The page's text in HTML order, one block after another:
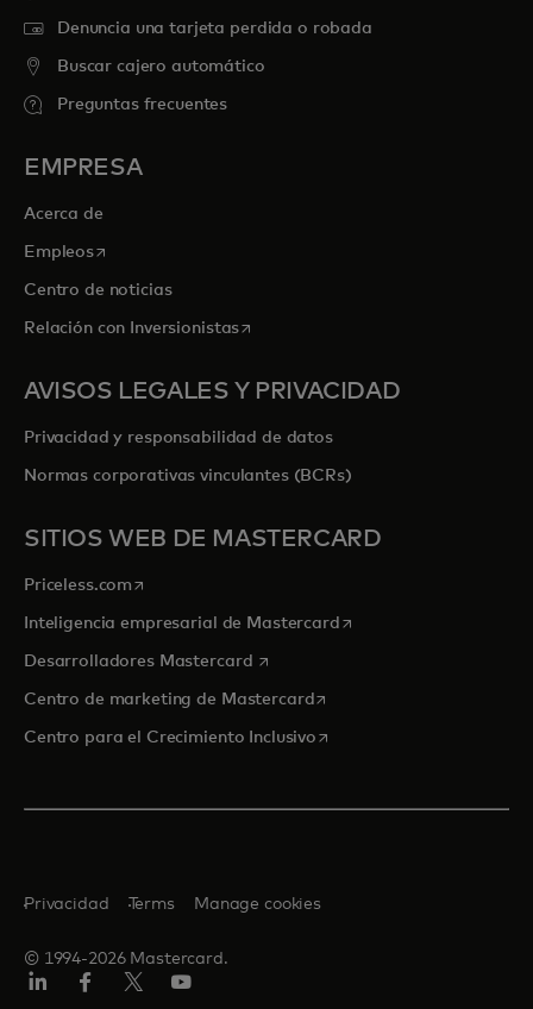
Denuncia una tarjeta perdida o robada
Buscar cajero automático
Preguntas frecuentes
EMPRESA
Acerca de
Empleosse abre en una pestaña nueva
Centro de noticias
Relación con Inversionistasse abre en una pestaña nueva
AVISOS LEGALES Y PRIVACIDAD
Privacidad y responsabilidad de datos
Normas corporativas vinculantes (BCRs)
SITIOS WEB DE MASTERCARD
Priceless.com se abre en una pestaña nueva
Inteligencia empresarial de Mastercardse abre en una pestaña
Desarrolladores Mastercard se abre en una pestaña nueva
Centro de marketing de Mastercardse abre en una pestaña
Centro para el Crecimiento Inclusivose abre en una pestaña
© 1994-2026 Mastercard.
Privacidad Terms Manage cookies